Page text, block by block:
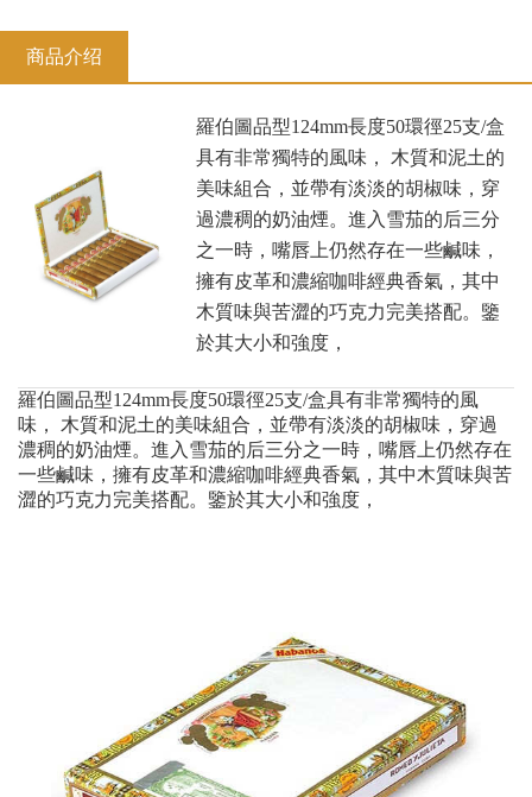
商品介绍
羅伯圖品型124mm長度50環徑25支/盒
具有非常獨特的風味， 木質和泥土的
美味組合，並帶有淡淡的胡椒味，穿
過濃稠的奶油煙。進入雪茄的后三分
之一時，嘴唇上仍然存在一些鹹味，
擁有皮革和濃縮咖啡經典香氣，其中
木質味與苦澀的巧克力完美搭配。鑒
於其大小和強度，
羅伯圖品型124mm長度50環徑25支/盒具有非常獨特的風
味， 木質和泥土的美味組合，並帶有淡淡的胡椒味，穿過
濃稠的奶油煙。進入雪茄的后三分之一時，嘴唇上仍然存在
一些鹹味，擁有皮革和濃縮咖啡經典香氣，其中木質味與苦
澀的巧克力完美搭配。鑒於其大小和強度，